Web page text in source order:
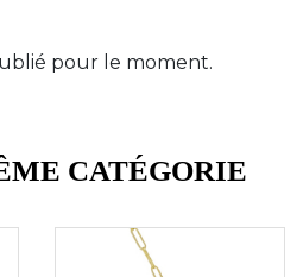
pour le moment.
CATÉGORIE